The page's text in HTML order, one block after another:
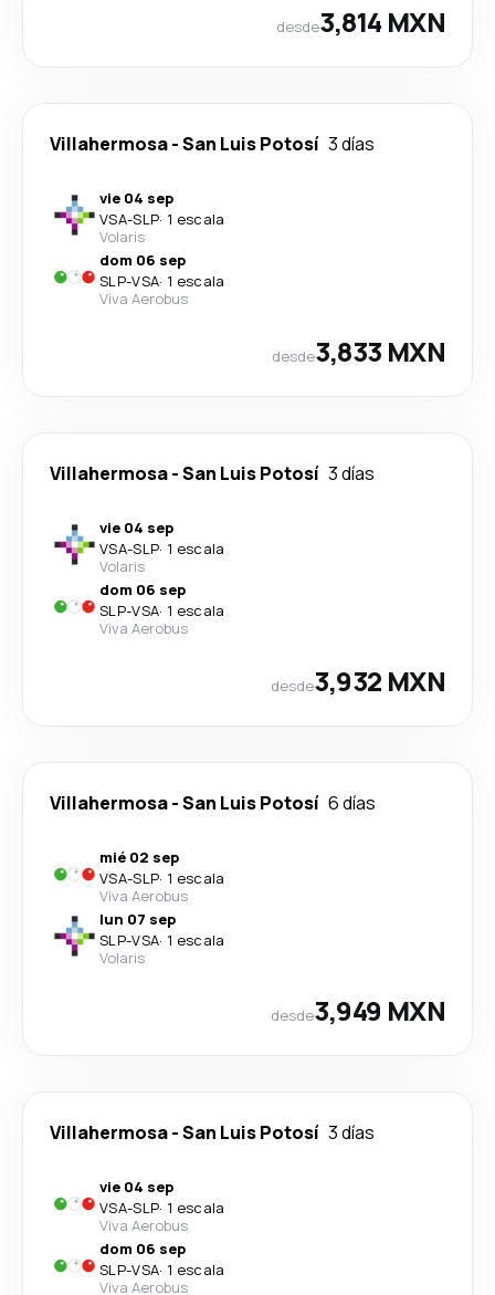
desde3,814 MXN
Villahermosa-San Luis Potosí 3 días
vie 04 sep
VSA-SLP· 1 escala
Volaris
dom 06 sep
SLP-VSA· 1 escala
Viva Aerobus
desde3,833 MXN
Villahermosa-San Luis Potosí 3 días
vie 04 sep
VSA-SLP· 1 escala
Volaris
dom 06 sep
SLP-VSA· 1 escala
Viva Aerobus
desde3,932 MXN
Villahermosa-San Luis Potosí 6 días
mié 02 sep
VSA-SLP· 1 escala
Viva Aerobus
lun 07 sep
SLP-VSA· 1 escala
Volaris
desde3,949 MXN
Villahermosa-San Luis Potosí 3 días
vie 04 sep
VSA-SLP· 1 escala
Viva Aerobus
dom 06 sep
SLP-VSA· 1 escala
Viva Aerobus